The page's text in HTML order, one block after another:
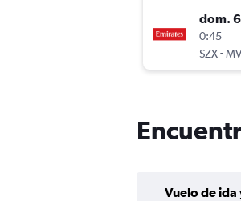
dom.
0:45
SZX-
Vuelo de ida